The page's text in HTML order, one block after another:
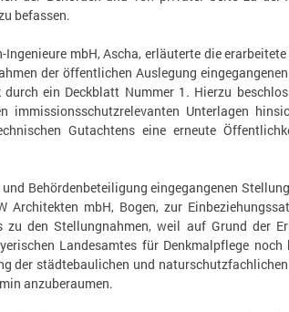
befassen.
mbH, Ascha, erläuterte die
der öffentlichen Auslegung
ein Deckblatt Nummer 1. Hierzu
Unterlagen
Gutachtens eine erneute
Behördenbeteiligung eingegangenen
mbH, Bogen, zur
den Stellungnahmen, weil auf Grund der
Landesamtes für Denkmalpflege noch
der städtebaulichen und
anzuberaumen.